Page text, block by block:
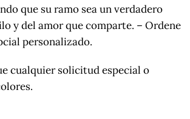
que su ramo sea un verdadero
y del amor que comparte. – Ordene
personalizado.
cualquier solicitud especial o